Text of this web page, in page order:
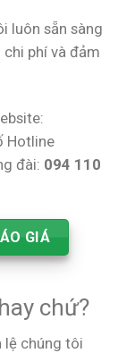
luôn sẵn sàng
phí và đảm
Hotline
đài: 094 110
GIÁ
chứ?
lệ chúng tôi